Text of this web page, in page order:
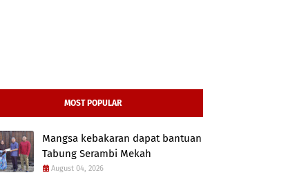
MOST POPULAR
Mangsa kebakaran dapat bantuan
Tabung Serambi Mekah
August 04, 2026